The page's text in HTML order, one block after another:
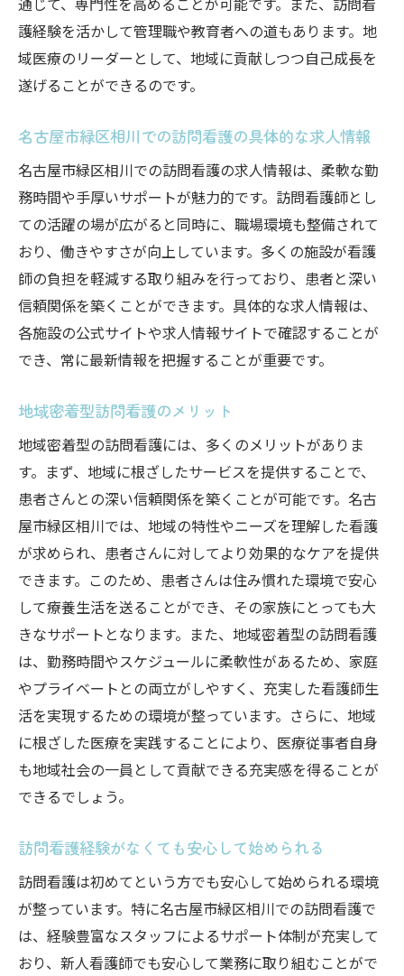
柔軟な勤務時間でプライベートも充実
患者との深い信頼関係を築ける職場
名古屋市緑区相川の求人トレンド
生活をスタート
相川の訪問看護ステーションの特徴
充実した研修とサポート体制
訪問看護師としての一日を紹介
地域に根ざした看護ケアの実践
名古屋市緑区での看護師生活の魅力
訪問看護ステーションの職場環境
名古屋市緑区の訪問看護師求人－柔軟な勤務時
柔軟な勤務時間のメリット
手厚いサポート体制が魅力の求人
名古屋市緑区での最新求人情報の探し方
復職を考えている看護師へのサポート
ブランクがあっても安心して働ける環境
訪問看護における地域密着型のサポート
訪問看護で患者との新しい信頼関係を築くチャ
ンス
信頼関係構築で得られる充実感
訪問看護でのコミュニケーションの重要性
患者から学ぶこと－訪問看護の魅力
地域での絆を深める訪問看護の役割
訪問看護での患者ケアの一例
名古屋市緑区で訪問看護師としてのやりがいあ
る働き方
やりがいを感じる訪問看護の仕事
名古屋市緑区の訪問看護師としてのキャリ
アパス
護経験を活かして管理職や教育者への道もあります。地
域医療のリーダーとして、地域に貢献しつつ自己成長を
遂げることができるのです。
名古屋市緑区相川での訪問看護の具体的な求人情報
名古屋市緑区相川での訪問看護の求人情報は、柔軟な勤
務時間や手厚いサポートが魅力的です。訪問看護師とし
ての活躍の場が広がると同時に、職場環境も整備されて
おり、働きやすさが向上しています。多くの施設が看護
師の負担を軽減する取り組みを行っており、患者と深い
信頼関係を築くことができます。具体的な求人情報は、
各施設の公式サイトや求人情報サイトで確認することが
でき、常に最新情報を把握することが重要です。
地域密着型訪問看護のメリット
地域密着型の訪問看護には、多くのメリットがありま
す。まず、地域に根ざしたサービスを提供することで、
患者さんとの深い信頼関係を築くことが可能です。名古
屋市緑区相川では、地域の特性やニーズを理解した看護
が求められ、患者さんに対してより効果的なケアを提供
できます。このため、患者さんは住み慣れた環境で安心
して療養生活を送ることができ、その家族にとっても大
きなサポートとなります。また、地域密着型の訪問看護
は、勤務時間やスケジュールに柔軟性があるため、家庭
やプライベートとの両立がしやすく、充実した看護師生
活を実現するための環境が整っています。さらに、地域
に根ざした医療を実践することにより、医療従事者自身
も地域社会の一員として貢献できる充実感を得ることが
できるでしょう。
訪問看護経験がなくても安心して始められる
訪問看護は初めてという方でも安心して始められる環境
が整っています。特に名古屋市緑区相川での訪問看護で
は、経験豊富なスタッフによるサポート体制が充実して
おり、新人看護師でも安心して業務に取り組むことがで